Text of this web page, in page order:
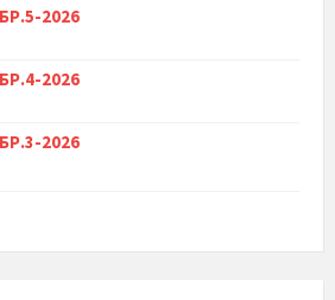
2026
2026
2026